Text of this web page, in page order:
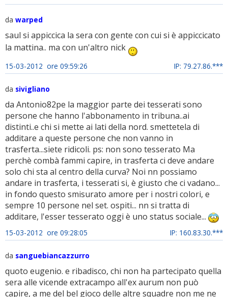
da warped
saul si appiccica la sera con gente con cui si è appiccicato
la mattina.. ma con un'altro nick
15-03-2012 ore 09:59:26 IP: 79.27.86.***
da sivigliano
da Antonio82pe la maggior parte dei tesserati sono
persone che hanno l'abbonamento in tribuna..ai
distinti..e chi si mette ai lati della nord. smettetela di
additare a queste persone che non vanno in
trasferta...siete ridicoli. ps: non sono tesserato Ma
perchè combà fammi capire, in trasferta ci deve andare
solo chi sta al centro della curva? Noi nn possiamo
andare in trasferta, i tesserati si, è giusto che ci vadano...
in fondo questo smisurato amore per i nostri colori, e
sempre 10 persone nel set. ospiti... nn si tratta di
additare, l'esser tesserato oggi è uno status sociale...
15-03-2012 ore 09:28:05 IP: 160.83.30.***
da sanguebiancazzurro
quoto eugenio. e ribadisco, chi non ha partecipato quella
sera alle vicende extracampo all'ex aurum non può
capire, a me del bel gioco delle altre squadre non me ne